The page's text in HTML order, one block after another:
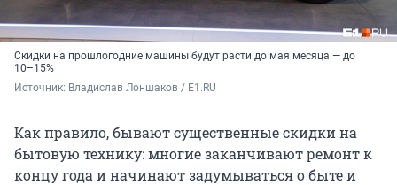
Скидки на прошлогодние машины будут расти до мая месяца — до
10–15%
Источник: Владислав Лоншаков / E1.RU
Как правило, бывают существенные скидки на
бытовую технику: многие заканчивают ремонт к
концу года и начинают задумываться о быте и